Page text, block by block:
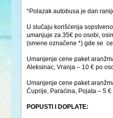
*Polazak autobusa je dan
U slučaju korišćenja
umanjuje za 35€ po osobi,
(smene označene *) gde se
Umanjenje cene paket
Aleksinac, Vranja – 10 € po
Umanjenje cene paket
Ćuprije, Paraćina, Pojata – 5 €
POPUSTI I DOPLATE: